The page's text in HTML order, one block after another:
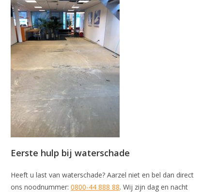
Eerste hulp bij waterschade
Heeft u last van waterschade? Aarzel niet en bel dan direct
ons noodnummer:0800-44 888 88. Wij zijn dag en nacht